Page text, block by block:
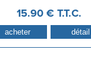
15.90 € T.T.C.